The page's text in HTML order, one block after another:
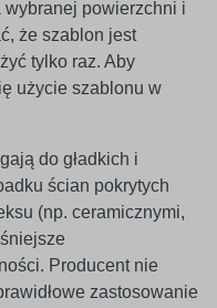
wybranej powierzchni i
że szablon jest
tylko raz. Aby
użycie szablonu w
do gładkich i
ścian pokrytych
(np. ceramicznymi,
Producent nie
zastosowanie